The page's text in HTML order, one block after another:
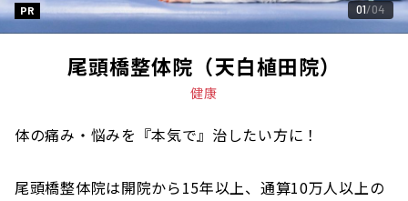
PR 01 04
尾頭橋整体院（天白植田院）
健康
体の痛み・悩みを『本気で』治したい方に！
尾頭橋整体院は開院から15年以上、通算10万人以上の